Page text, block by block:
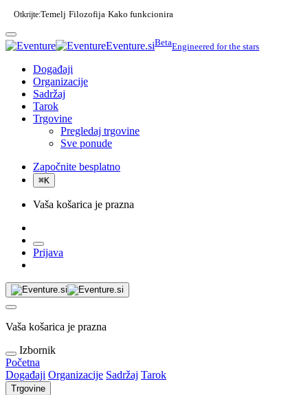
Otkrijte:Temelj·Filozofija·Kako funkcionira
Eventure.siBetaEngineered for the stars
Događaji
Organizacije
Sadržaj
Tarok
Trgovine
Pregledaj trgovine
Sve ponude
Započnite besplatno
⌘K
Vaša košarica je prazna
Prijava
Vaša košarica je prazna
Izbornik
Početna
Događaji Organizacije Sadržaj Tarok
Trgovine